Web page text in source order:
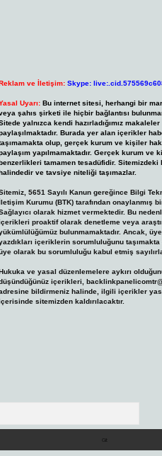
Reklam ve İletişim: Skype:
Uyarı: Bu internet sitesi, herhangi bir
şahıs şirketi ile hiçbir bağlantısı
yalnızca kendi hazırladığımız makaleler
Burada yer alan içerikler
olup, gerçek kurum ve kişiler
yapılmamaktadır. Gerçek kurum ve
benzerlikleri tamamen tesadüfidir.
halindedir ve tavsiye niteliği taşımazlar.
5651 Sayılı Kanun gereğince Bilgi
İletişim Kurumu (BTK) tarafından onaylanmış
olarak hizmet vermektedir. Bu
proaktif olarak denetleme veya
bulunmamaktadır. Ancak,
içeriklerin sorumluluğunu
olarak bu sorumluluğu kabul etmiş
Hukuka ve yasal düzenlemelere aykırı
içerikleri,
bildirmeniz halinde, ilgili içerikler
sitemizden kaldırılacaktır.